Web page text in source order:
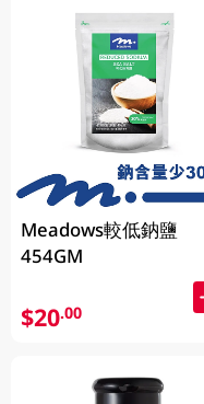
Meadows較低鈉鹽
454GM
$20.00